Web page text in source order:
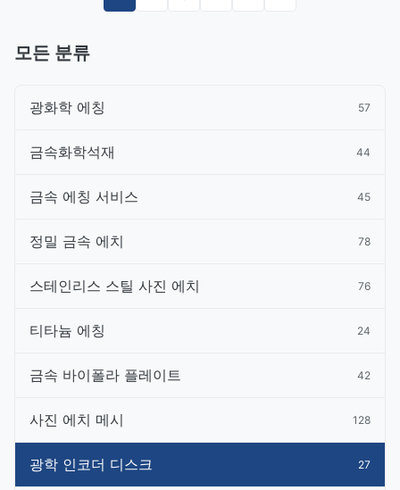
모든 분류
광화학 에칭 57
금속화학석재 44
금속 에칭 서비스 45
정밀 금속 에치 78
스테인리스 스틸 사진 에치 76
티타늄 에칭 24
금속 바이폴라 플레이트 42
사진 에치 메시 128
광학 인코더 디스크 27